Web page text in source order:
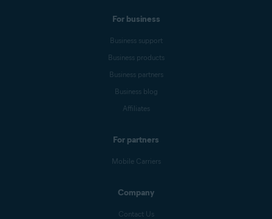
For business
Business support
Business products
Business partners
Business blog
Affiliates
For partners
Mobile Carriers
Company
Contact Us